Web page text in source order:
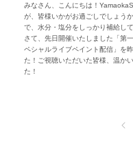
みなさん、こんにちは！
が、皆様いかがお過ごしでしょう
で、水分・塩分をしっかり補給し
さて、先日開催いたしました「第
ペシャルライブペイント配信」を
た！ご視聴いただいた皆様、温か
た！